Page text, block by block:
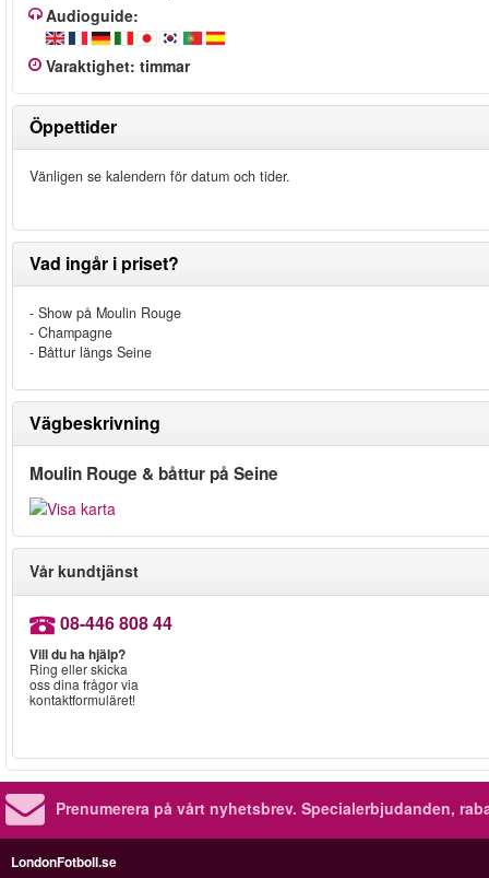
Audioguide:
Varaktighet: timmar
Öppettider
Vänligen se kalendern för datum och tider.
Vad ingår i priset?
- Show på Moulin Rouge
- Champagne
- Båttur längs Seine
Vägbeskrivning
Moulin Rouge & båttur på Seine
Vår kundtjänst
08-446 808 44
Vill du ha hjälp?
Ring eller skicka
oss dina frågor via
kontaktformuläret!
Prenumerera på vårt nyhetsbrev. Specialerbjudanden,
LondonFotboll.se